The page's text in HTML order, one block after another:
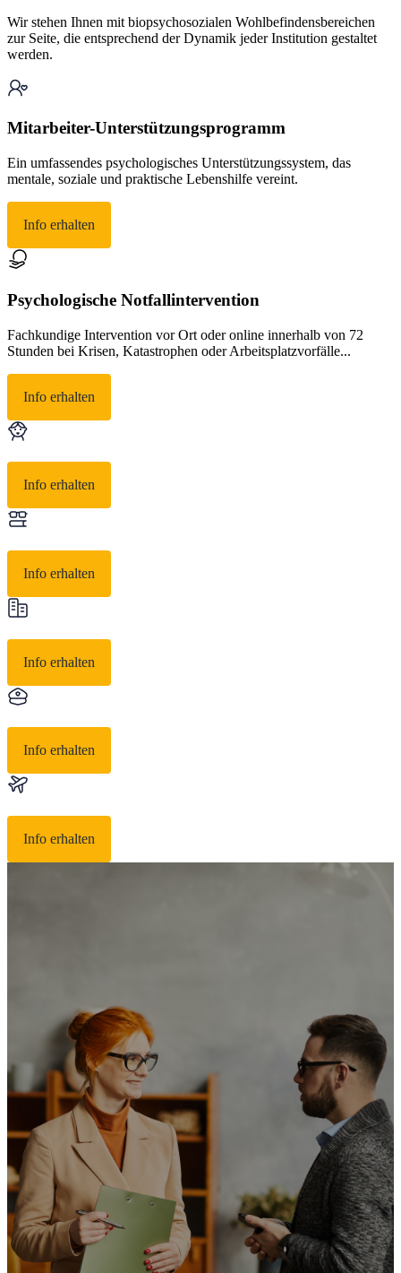
Wir stehen Ihnen mit biopsychosozialen Wohlbefindensbereichen
zur Seite, die entsprechend der Dynamik jeder Institution gestaltet
werden.
Mitarbeiter-Unterstützungsprogramm
Ein umfassendes psychologisches Unterstützungssystem, das
mentale, soziale und praktische Lebenshilfe vereint.
Info erhalten
Psychologische Notfallintervention
Fachkundige Intervention vor Ort oder online innerhalb von 72
Stunden bei Krisen, Katastrophen oder Arbeitsplatzvorfälle...
Info erhalten
Info erhalten
Info erhalten
Info erhalten
Info erhalten
Info erhalten